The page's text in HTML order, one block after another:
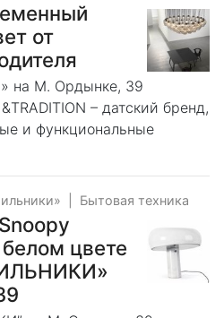
от
на М. Ордынке, 39
– датский бренд,
и функциональные
Бытовая техника
цвете